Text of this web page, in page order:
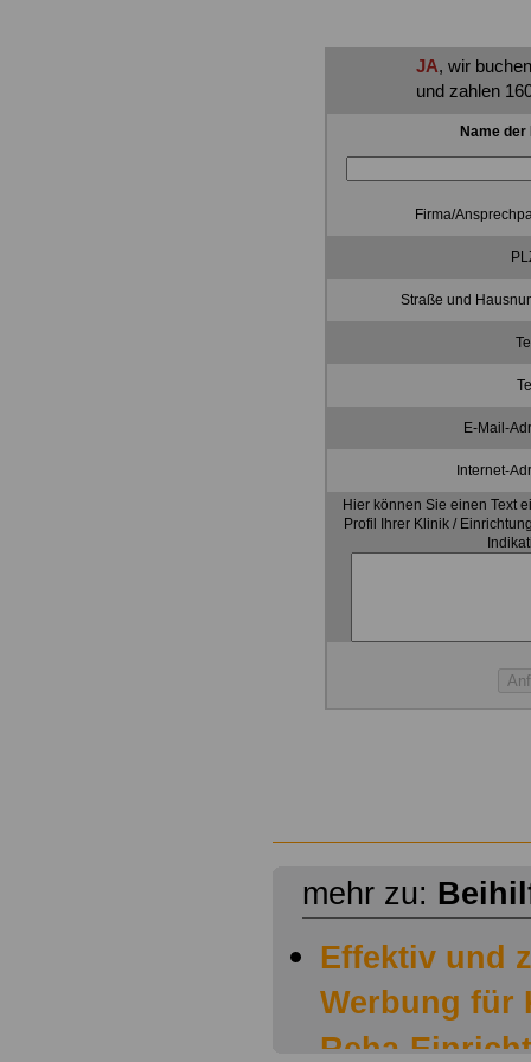
JA, wir
und zahlen
Name
Firma/
Straße und
E-Mail-
Internet-
Hier können Sie einen Text
Profil Ihrer Klinik /
mehr zu:
Effektiv und
Werbung für
Reha-